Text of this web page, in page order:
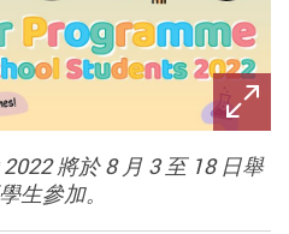
將於 8 月 3 至 18 日舉
生參加。